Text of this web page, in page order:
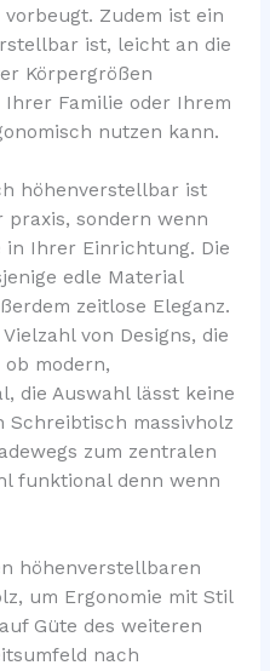
Zudem ist ein
ist, leicht an die
Körpergrößen
Ihrer Familie oder Ihrem
nutzen kann.
höhenverstellbar ist
sondern wenn
Ihrer Einrichtung. Die
edle Material
zeitlose Eleganz.
von Designs, die
ob modern,
die Auswahl lässt keine
Schreibtisch massivholz
zum zentralen
funktional denn wenn
höhenverstellbaren
um Ergonomie mit Stil
Güte des weiteren
nach